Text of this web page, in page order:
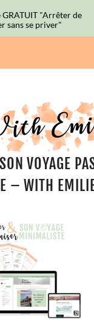
VOYAGE
– WITH
GRATUIT "Arrêter de
sans se priver"